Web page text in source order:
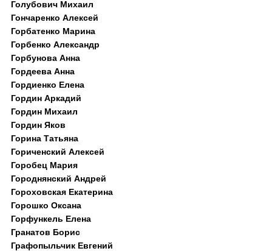
Голубович Михаил
Гончаренко Алексей
Горбатенко Марина
Горбенко Александр
Горбунова Анна
Гордеева Анна
Гордиенко Елена
Гордин Аркадий
Гордин Михаил
Гордин Яков
Горина Татьяна
Гориченский Алексей
Горобец Мария
Городнянский Андрей
Гороховская Екатерина
Горошко Оксана
Горфункель Елена
Гранатов Борис
Графопыльчик Евгений